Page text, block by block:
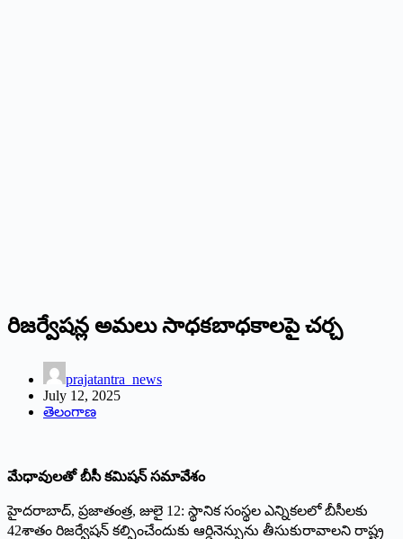
రిజర్వేషన్ల అమలు సాధకబాధకాలపై చర్చ
prajatantra_news
July 12, 2025
తెలంగాణ
మేధావులతో బీసీ కమిషన్‌ సమావేశం
హైదరాబాద్‌, ప్రజాతంత్ర, జులై 12: స్థానిక సంస్థల ఎన్నికలలో బీసీలకు
42శాతం రిజర్వేషన్‌ కల్పించేందుకు ఆర్డినెన్సును తీసుకురావాలని రాష్ట్ర